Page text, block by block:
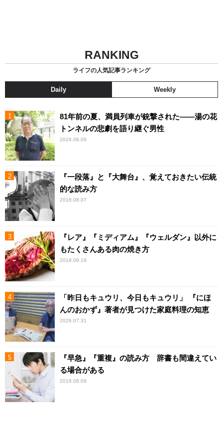
RANKING
ライフの人気記事ランキング
Daily Weekly
81年前の夏、満員列車が銃撃された――湯の花
トンネルの悲劇を語り継ぐ男性
2026.08.06
『一段落』と『大舞台』、覚えておきたい伝統
的な読み方
2018.08.07
『レア』『ミディアム』『ウェルダン』以外に
もたくさんある肉の焼き方
2018.09.19
「昨日もキュウリ、今日もキュウリ」 『にほ
んのおかず』著者が見つけた家庭料理の知恵
2026.07.31
『早急』『重複』の読み方 辞書も間違えてい
る場合がある
2018.08.08